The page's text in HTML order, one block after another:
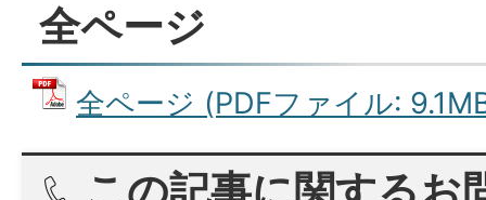
全ページ
全ページ (PDFファイル: